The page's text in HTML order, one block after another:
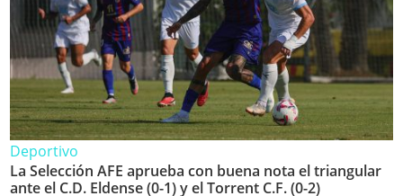
Deportivo
La Selección AFE aprueba con buena nota el triangular
ante el C.D. Eldense (0-1) y el Torrent C.F. (0-2)